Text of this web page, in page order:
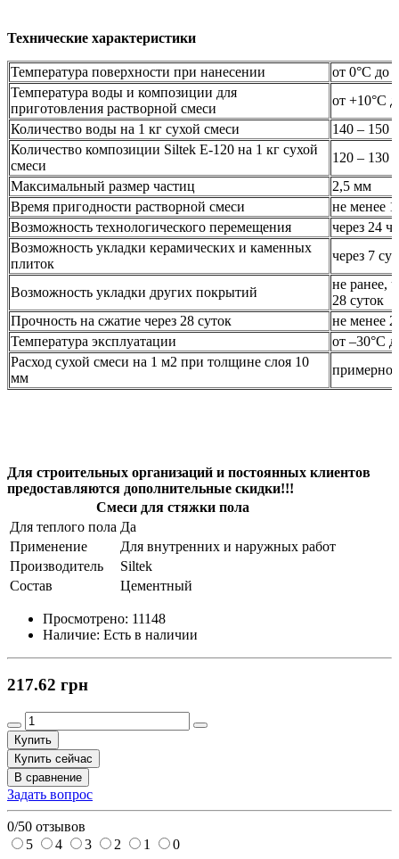
Технические характеристики
Температура поверхности при нанесении
от 0°С до
Температура воды и композиции для
приготовления растворной смеси
от +10°С
Количество воды на 1 кг сухой смеси
140 – 150
Количество композиции Siltek Е-120 на 1 кг сухой
смеси
120 – 130
Максимальный размер частиц
2,5 мм
Время пригодности растворной смеси
не менее 1
Возможность технологического перемещения
через 24
Возможность укладки керамических и каменных
плиток
через 7
Возможность укладки других покрытий
не ранее,
28 суток
Прочность на сжатие через 28 суток
не менее
Температура эксплуатации
от –30°С
Расход сухой смеси на 1 м2 при толщине слоя 10
мм
примерно
Для строительных организаций и постоянных клиентов
предоставляются дополнительные скидки!!!
Смеси для стяжки пола
Для теплого пола Да
Применение
Для внутренних и наружных работ
Производитель
Siltek
Состав
Цементный
Просмотрено: 11148
Наличие: Есть в наличии
217.62 грн
Купить
Купить сейчас
В сравнение
Задать вопрос
0/50 отзывов
5
4 3 2 1 0